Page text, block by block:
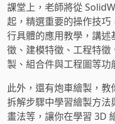
課堂上，老師將從
起，精選重要的操作技
行具體的應用教學，講
徵、建模特徵、工程特
製、組合件與工程圖等功
此外，還有炮車繪製，
拆解步驟中學習繪製方
畫法等，讓你在學習 3D